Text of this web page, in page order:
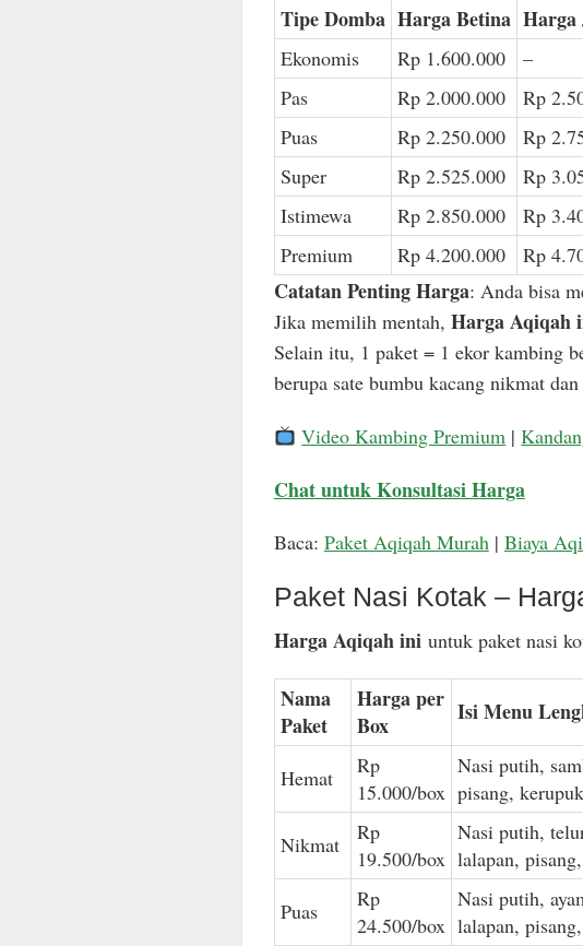
Tipe Domba Harga Betina Harga
Ekonomis Rp 1.600.000 –
Pas
Rp 2.000.000 Rp
Puas
Rp 2.250.000 Rp
Super
Rp 2.525.000 Rp
Istimewa
Rp 2.850.000 Rp
Premium
Rp 4.200.000 Rp
Catatan Penting Harga: Anda bisa
Jika memilih mentah, Harga Aqiqah
Selain itu, 1 paket = 1 ekor kambing
berupa sate bumbu kacang nikmat
Video Kambing Premium |
Chat untuk Konsultasi Harga
Baca: Paket Aqiqah Murah| Biaya
Paket Nasi Kotak –
Harga Aqiqah iniuntuk paket nasi
Nama
Paket
Harga per
Box
Isi Menu
Hemat
Rp
15.000/box
Nasi putih,
pisang,
Nikmat
Rp
19.500/box
Nasi putih,
lalapan,
Puas
Rp
24.500/box
Nasi putih,
lalapan,